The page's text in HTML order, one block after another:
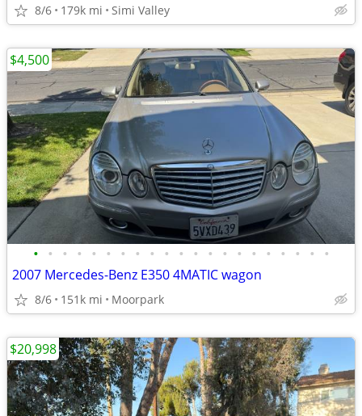
8/6 179k mi Simi Valley
• • • • • • • • • • • • • • • • • • • • •
2007 Mercedes-Benz E350 4MATIC wagon
8/6 151k mi Moorpark
$4,500
$20,998